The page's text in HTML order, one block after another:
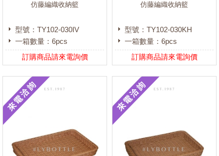
仿藤編織收納籃
型號：TY102-030IV
一箱數量：6pcs
訂購商品請來電詢價
仿藤編織收納籃
型號：TY102-030KH
一箱數量：6pcs
訂購商品請來電詢價